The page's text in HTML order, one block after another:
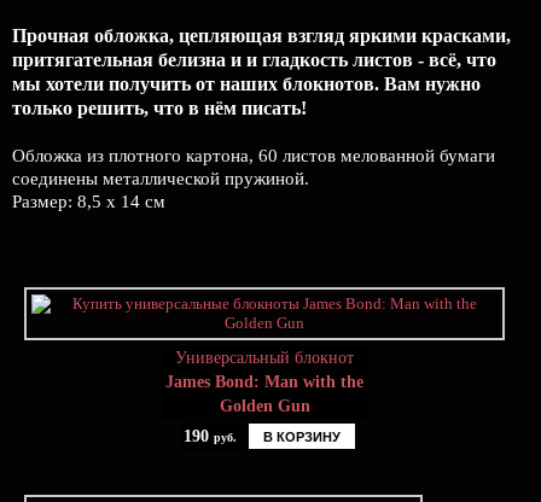
Прочная обложка, цепляющая взгляд яркими красками,
притягательная белизна и и гладкость листов - всё, что
мы хотели получить от наших блокнотов. Вам нужно
только решить, что в нём писать!
Обложка из плотного картона, 60 листов мелованной бумаги
соединены металлической пружиной.
Размер: 8,5 х 14 см
Универсальный блокнот
James Bond: Man with the
Golden Gun
190 руб. В КОРЗИНУ